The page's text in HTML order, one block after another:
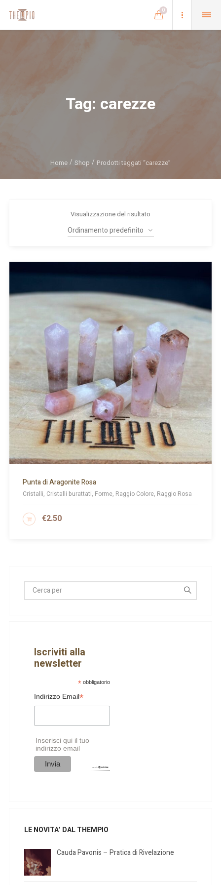
0
Tag: carezze
Home Shop Prodotti taggati “carezze”
Visualizzazione del risultato
Punta di Aragonite Rosa
Cristalli, Cristalli burattati, Forme, Raggio Colore, Raggio Rosa
€2.50
AGGIUNGI AL CARRELLO
Iscriviti alla
newsletter
*obbligatorio
Indirizzo Email*
Inserisci qui il tuo
indirizzo email
LE NOVITA’ DAL THEMPIO
Cauda Pavonis – Pratica di Rivelazione